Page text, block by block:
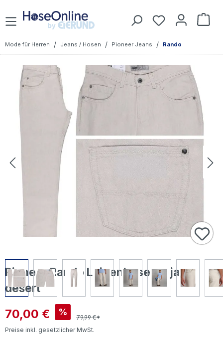
Zum Hauptinhalt springen Du hast 0
Mode für Herren / Jeans / Hosen / Pioneer Jeans / Rando
Bildergalerie überspringen
Pioneer Rando Leinenhose mojave
desert
Verkaufspreis:
70,00 € %
79,99 €*
Preise inkl. gesetzlicher MwSt.